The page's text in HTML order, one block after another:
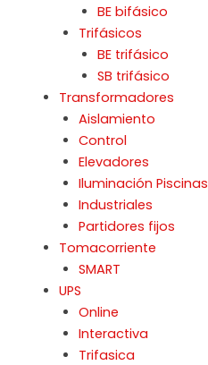
BE bifásico
Trifásicos
BE trifásico
SB trifásico
Transformadores
Aislamiento
Control
Elevadores
Iluminación Piscinas
Industriales
Partidores fijos
Tomacorriente
SMART
UPS
Online
Interactiva
Trifasica